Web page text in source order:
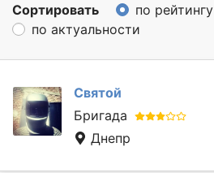
Сортировать по рейтингу
по актуальности
Святой
Бригада
Днепр